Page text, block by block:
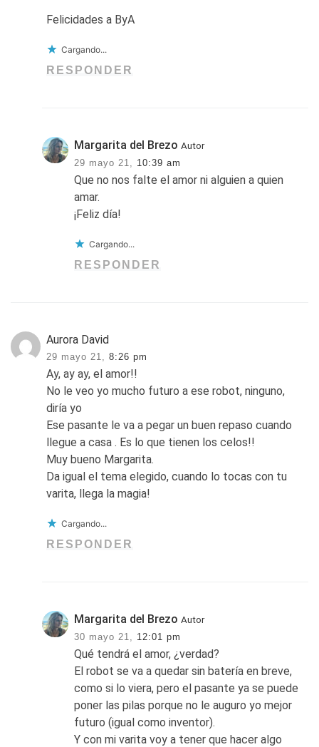
Felicidades a ByA
Cargando...
RESPONDER
Margarita del Brezo Autor
29 mayo 21,
10:39 am
Que no nos falte el amor ni alguien a quien
amar.
¡Feliz día!
Cargando...
RESPONDER
Aurora David
29 mayo 21, 8:26 pm
Ay, ay ay, el amor!!
No le veo yo mucho futuro a ese robot, ninguno,
diría yo
Ese pasante le va a pegar un buen repaso cuando
llegue a casa . Es lo que tienen los celos!!
Muy bueno Margarita.
Da igual el tema elegido, cuando lo tocas con tu
varita, llega la magia!
Cargando...
RESPONDER
Margarita del Brezo Autor
30 mayo 21,
12:01 pm
Qué tendrá el amor, ¿verdad?
El robot se va a quedar sin batería en breve,
como si lo viera, pero el pasante ya se puede
poner las pilas porque no le auguro yo mejor
futuro (igual como inventor).
Y con mi varita voy a tener que hacer algo